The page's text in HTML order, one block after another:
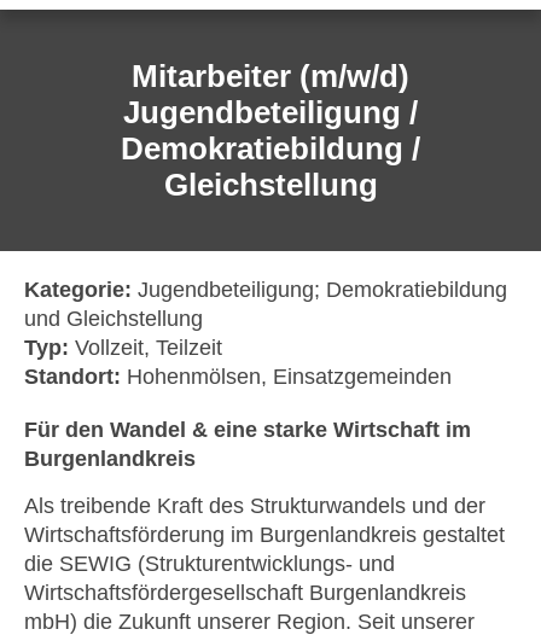
Mitarbeiter (m/w/d)
Jugendbeteiligung /
Demokratiebildung /
Gleichstellung
Kategorie: Jugendbeteiligung; Demokratiebildung
und Gleichstellung
Typ: Vollzeit Teilzeit
Standort: Hohenmölsen Einsatzgemeinden
Für den Wandel & eine starke Wirtschaft im
Burgenlandkreis
Als treibende Kraft des Strukturwandels und der
Wirtschaftsförderung im Burgenlandkreis gestaltet
die SEWIG (Strukturentwicklungs- und
Wirtschaftsfördergesellschaft Burgenlandkreis
mbH) die Zukunft unserer Region. Seit unserer